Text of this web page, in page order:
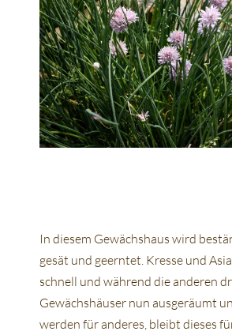
In diesem Gewächshaus wird
gesät und geerntet. Kresse und
schnell und während die anderen
Gewächshäuser nun ausgeräumt
werden für anderes, bleibt dieses